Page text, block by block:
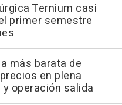
Ternium casi
primer semestre
más barata de
en plena
operación salida